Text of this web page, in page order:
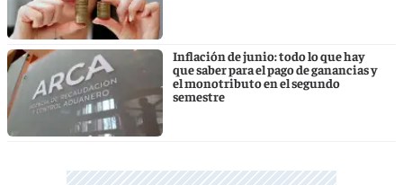
Inflación de junio: todo lo que hay
que saber para el pago de ganancias y
el monotributo en el segundo
semestre